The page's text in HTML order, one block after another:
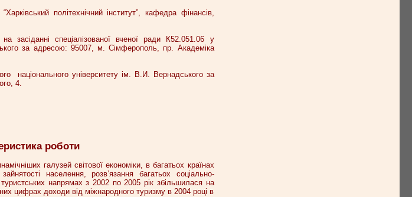
політехнічний інститут”, кафедра фінансів,
засіданні спеціалізованої вченої ради К52.051.06 у
за адресою: 95007, м. Сімферополь, пр. Академіка
національного університету ім. В.И. Вернадського за
4.
роботи
галузей світової економіки, в багатьох країнах
населення, розв’язання багатьох соціально-
напрямах з 2002 по 2005 рік збільшилася на
цифрах доходи від міжнародного туризму в 2004 році в